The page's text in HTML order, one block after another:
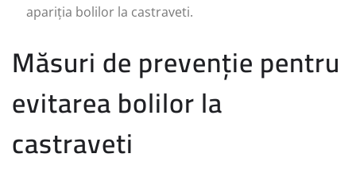
apariția bolilor la castraveti.
Măsuri de prevenție pentru
evitarea bolilor la
castraveti